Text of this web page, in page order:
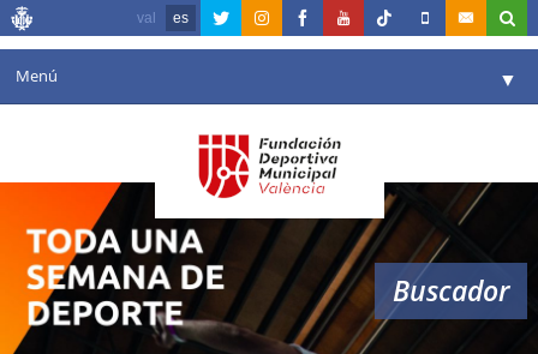
val es
Menú ▼
Agenda
Instalaciones
Comunicación ▼
Valencia en deporte
Buscador